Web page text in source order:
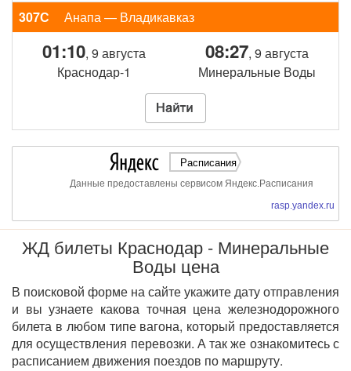
307С Анапа — Владикавказ
01:10, 9 августа
Краснодар-1
08:27, 9 августа
Минеральные Воды
Расписания
Данные предоставлены сервисом Яндекс.Расписания
rasp.yandex.ru
ЖД билеты Краснодар - Минеральные
Воды цена
В поисковой форме на сайте укажите дату отправления
и вы узнаете какова точная цена железнодорожного
билета в любом типе вагона, который предоставляется
для осуществления перевозки. А так же ознакомитесь с
расписанием движения поездов по маршруту.